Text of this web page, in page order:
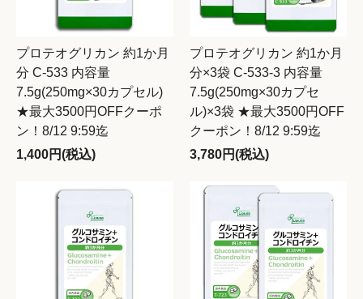
プロテオグリカン 約1か月
分 C-533 内容量
7.5g(250mg×30カプセル)
★最大3500円OFFクーポ
ン！8/12 9:59迄
1,400円(税込)
プロテオグリカン 約1か月
分×3袋 C-533-3 内容量
7.5g(250mg×30カプセ
ル)×3袋 ★最大3500円OFF
クーポン！8/12 9:59迄
3,780円(税込)